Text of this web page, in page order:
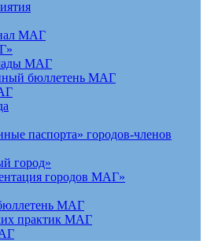
МАГ
МАГ
бюллетень МАГ
паспорта» городов-членов
город»
городов МАГ»
МАГ
практик МАГ